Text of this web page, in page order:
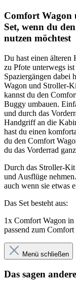
Comfort Wagon
Set, wenn du
nutzen möchtest
Du hast einen älteren
zu Pfote unterwegs
Spaziergängen dabei
Wagon und Stroller-
kannst du den
Buggy umbauen.
und durch das
Handgriff an die
hast du einen
du den Comfort
du das Vorderrad
Durch das Stroller-
und Ausflüge
auch wenn sie etwas
Das Set besteht aus:
1x Comfort Wagon
passend zum Comfort
Menü schließen
Das sagen